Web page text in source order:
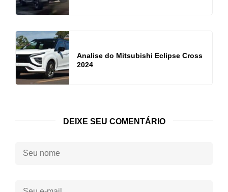
Analise do Mitsubishi Eclipse Cross
2024
DEIXE SEU COMENTÁRIO
Seu
Seu